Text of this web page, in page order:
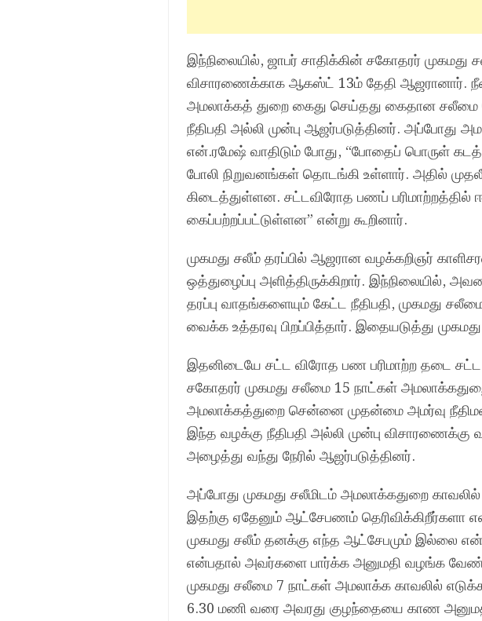
இந்நிலையில், ஜாபர் சாதிக்கின் சகோதரர்
விசாரணைக்காக ஆகஸ்ட் 13ம் தேதி ஆஜரானார்.
அமலாக்கத் துறை கைது செய்தது கைதான
நீதிபதி அல்லி முன்பு ஆஜர்படுத்தினர். அப்போது
என்.ரமேஷ் வாதிடும் போது, “போதைப் பொருள்
போலி நிறுவனங்கள் தொடங்கி உள்ளார். அதில்
கிடைத்துள்ளன. சட்டவிரோத பணப்
கைப்பற்றப்பட்டுள்ளன” என்று கூறினார்.
முகமது சலீம் தரப்பில் ஆஜரான வழக்கறிஞர்
ஒத்துழைப்பு அளித்திருக்கிறார். இந்நிலையில்,
தரப்பு வாதங்களையும் கேட்ட நீதிபதி, முகமது
வைக்க உத்தரவு பிறப்பித்தார். இதையடுத்து
இதனிடையே சட்ட விரோத பண பரிமாற்ற தடை
சகோதரர் முகமது சலீமை 15 நாட்கள்
அமலாக்கத்துறை சென்னை முதன்மை அமர்வு
இந்த வழக்கு நீதிபதி அல்லி முன்பு விசாரணைக்கு
அழைத்து வந்து நேரில் ஆஜர்படுத்தினர்.
அப்போது முகமது சலீமிடம் அமலாக்கதுறை
இதற்கு ஏதேனும் ஆட்சேபணம் தெரிவிக்கிறீர்களா
முகமது சலீம் தனக்கு எந்த ஆட்சேபமும் இல்லை
என்பதால் அவர்களை பார்க்க அனுமதி வழங்க
முகமது சலீமை 7 நாட்கள் அமலாக்க காவலில்
6.30 மணி வரை அவரது குழந்தையை காண